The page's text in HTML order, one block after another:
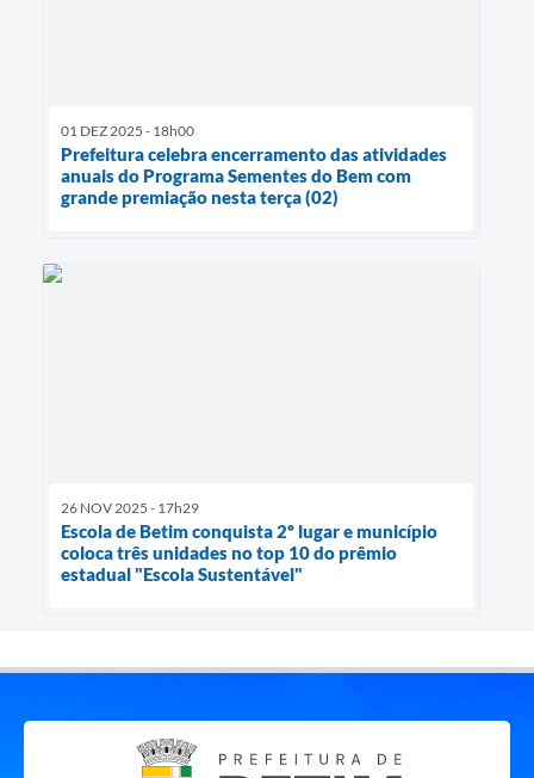
01 DEZ 2025 - 18h00
Prefeitura celebra encerramento das atividades
anuais do Programa Sementes do Bem com
grande premiação nesta terça (02)
26 NOV 2025 - 17h29
Escola de Betim conquista 2º lugar e município
coloca três unidades no top 10 do prêmio
estadual "Escola Sustentável"